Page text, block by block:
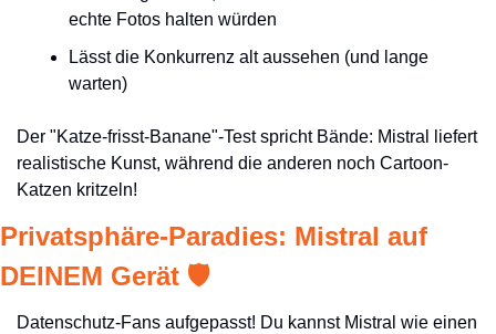
echte Fotos halten würden
Lässt die Konkurrenz alt aussehen (und lange
warten)
Der "Katze-frisst-Banane"-Test spricht Bände: Mistral liefert
realistische Kunst, während die anderen noch Cartoon-
Katzen kritzeln!
Privatsphäre-Paradies: Mistral auf
DEINEM Gerät 🛡️
Datenschutz-Fans aufgepasst! Du kannst Mistral wie einen